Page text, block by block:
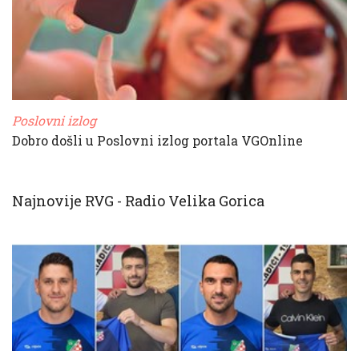
Poslovni izlog
Dobro došli u Poslovni izlog portala VGOnline
Najnovije RVG - Radio Velika Gorica